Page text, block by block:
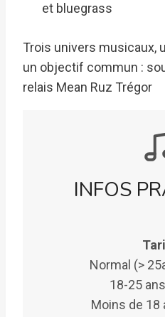
et bluegrass
Trois univers musicaux,
un objectif commun :
relais Mean Ruz Trégor
INFOS
Normal (>
18-25
Moins de 18